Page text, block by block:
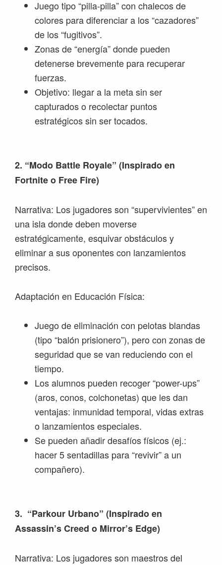
Juego tipo “pilla-pilla” con chalecos de
colores para diferenciar a los “cazadores”
de los “fugitivos”.
Zonas de “energía” donde pueden
detenerse brevemente para recuperar
fuerzas.
Objetivo: llegar a la meta sin ser
capturados o recolectar puntos
estratégicos sin ser tocados.
2. “Modo Battle Royale” (Inspirado en
Fortnite o Free Fire)
Narrativa: Los jugadores son “supervivientes” en
una isla donde deben moverse
estratégicamente, esquivar obstáculos y
eliminar a sus oponentes con lanzamientos
precisos.
Adaptación en Educación Física:
Juego de eliminación con pelotas blandas
(tipo “balón prisionero”), pero con zonas de
seguridad que se van reduciendo con el
tiempo.
Los alumnos pueden recoger “power-ups”
(aros, conos, colchonetas) que les dan
ventajas: inmunidad temporal, vidas extras
o lanzamientos especiales.
Se pueden añadir desafíos físicos (ej.:
hacer 5 sentadillas para “revivir” a un
compañero).
3. “Parkour Urbano” (Inspirado en
Assassin’s Creed o Mirror’s Edge)
Narrativa: Los jugadores son maestros del